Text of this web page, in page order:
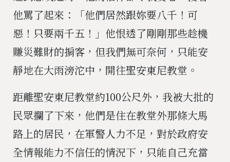
他罵了起來：「他們居然跟妳要八千！可
惡！只要兩千五！」他恨透了剛剛那些趁機
賺災難財的掮客，但我們無可奈何，只能安
靜地在大雨滂沱中，開往聖安東尼教堂。
距離聖安東尼教堂約100公尺外，我被大批的
民眾攔了下來，他們是住在教堂外那條大馬
路上的居民，在軍警人力不足，對於政府安
全情報能力不信任的情況下，只能自己充當